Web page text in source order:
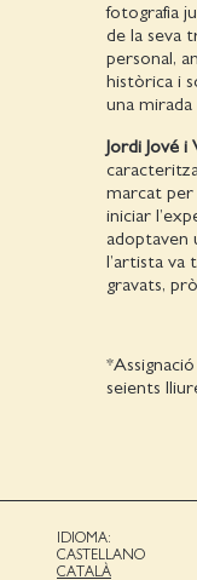
fotografia
de la seva
personal,
històrica i
una
Jordi Jové i
marcat per
iniciar
adoptaven
l’artista va
gravats,
seients
IDIOMA:
CASTELLANO
CATALÀ